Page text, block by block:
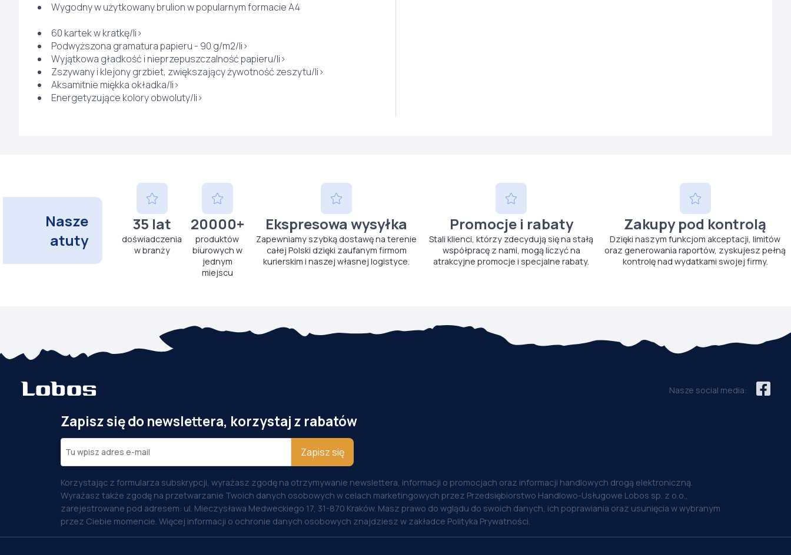
Wygodny w użytkowany brulion w popularnym formacie A4
60 kartek w kratkę/li>
Podwyższona gramatura papieru - 90 g/m2/li>
Wyjątkowa gładkość i nieprzepuszczalność papieru/li>
Zszywany i klejony grzbiet, zwiększający żywotność zeszytu/li>
Aksamitnie miękka okładka/li>
Energetyzujące kolory obwoluty/li>
Nasze
atuty
35 lat
doświadczenia
w branży
20000+
produktów
biurowych w
jednym
miejscu
Ekspresowa wysyłka
Zapewniamy szybką dostawę na terenie
całej Polski dzięki zaufanym firmom
kurierskim i naszej własnej logistyce.
Promocje i rabaty
Stali klienci, którzy zdecydują się na stałą
współpracę z nami, mogą liczyć na
atrakcyjne promocje i specjalne rabaty.
Zakupy pod kontrolą
Dzięki naszym funkcjom akceptacji, limitów
oraz generowania raportów, zyskujesz pełną
kontrolę nad wydatkami swojej firmy.
Nasze social media:
Zapisz się do newslettera, korzystaj z rabatów
Zapisz się
Korzystając z formularza subskrypcji, wyrażasz zgodę na otrzymywanie newslettera, informacji o promocjach oraz informacji handlowych drogą elektroniczną.
Wyrażasz także zgodę na przetwarzanie Twoich danych osobowych w celach marketingowych przez Przedsiębiorstwo Handlowo-Usługowe Lobos sp. z o.o.,
zarejestrowane pod adresem: ul. Mieczysława Medweckiego 17, 31-870 Kraków. Masz prawo do wglądu do swoich danych, ich poprawiania oraz usunięcia w wybranym
przez Ciebie momencie. Więcej informacji o ochronie danych osobowych znajdziesz w zakładce Polityka Prywatności.